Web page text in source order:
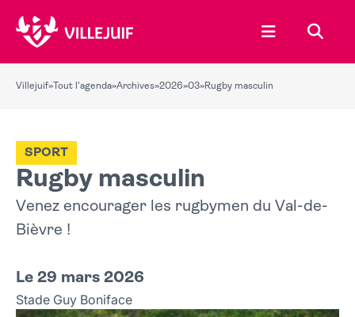
Ouvrir le
Villejuif» Tout l'agenda»Archives»2026»03»Rugby masculin
Rugby masculin
SPORT
Venez encourager les rugbymen du Val-de-
Bièvre !
Le 29 mars 2026
Stade Guy Boniface